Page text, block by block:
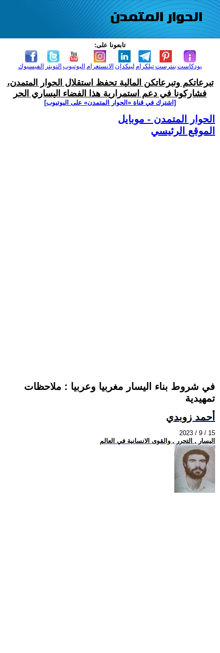
تابعونا على:
الفيسبوك التويتر اليوتيوب الانستغرام لينكدإن تيلكرامبنترست بودكاست
تبرعاتكم وتبرعاتكن المالية تحفظ استقلال الحوار المتمدن،
فشاركونا في دعم استمرارية هذا الفضاء اليساري الحر
[اشترك في قناة ‫«الحوار المتمدن» على اليوتيوب]
الحوار المتمدن - موبايل
الموقع الرئيسي
في شروط بناء اليسار مغربيا وعربيا : ملاحظات
تمهيدية
أحمد زوبدي
2023 / 9 / 15
اليسار , التحرر , والقوى الانسانية في العالم